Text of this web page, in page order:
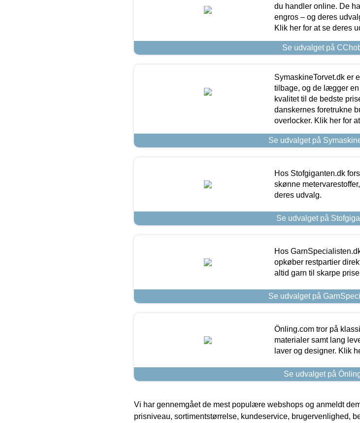
du handler online. De
engros – og deres
Klik her for at se deres
Se udvalget på
SymaskineTorvet.dk er
tilbage, og de lægger
kvalitet til de bedste
danskernes foretrukne
overlocker. Klik her for
Se udvalget på
Hos Stofgiganten.dk
skønne
deres udvalg.
Se udvalget på
Hos
opkøber restpartier
altid garn til skarpe
Se udvalget på
Önling.com tror på
materialer samt lang
laver og designer. Klik
Se udvalget på
Vi har gennemgået de mest populære webshops og anmeldt
prisniveau, sortimentstørrelse, kundeservice, brugervenlighed,